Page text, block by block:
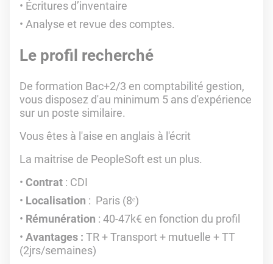
Écritures d’inventaire
Analyse et revue des comptes.
Le profil recherché
De formation Bac+2/3 en comptabilité gestion,
vous disposez d'au minimum 5 ans d'expérience
sur un poste similaire.
Vous êtes à l'aise en anglais à l'écrit
La maitrise de PeopleSoft est un plus.
Contrat : CDI
Localisation : Paris (8ᵉ)
Rémunération : 40-47k€ en fonction du profil
Avantages : TR + Transport + mutuelle + TT
(2jrs/semaines)